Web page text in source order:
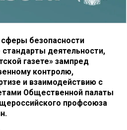
безопасности
деятельности,
газете» зампред
контролю,
и взаимодействию с
Общественной палаты
профсоюза